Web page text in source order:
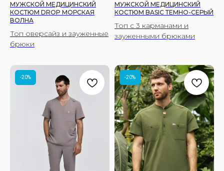
МУЖСКОЙ МЕДИЦИНСКИЙ
КОСТЮМ DROP МОРСКАЯ
ВОЛНА
Топ оверсайз и зауженные
брюки
МУЖСКОЙ МЕДИЦИНСКИЙ
КОСТЮМ BASIC ТЕМНО-СЕРЫЙ
Топ с 3 карманами и
зауженными брюками
-20% -20%